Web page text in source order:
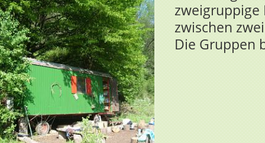
zweigruppige
zwischen
Die Gruppen